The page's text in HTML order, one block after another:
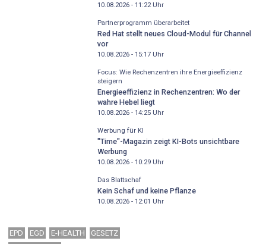
10.08.2026 - 11:22Uhr
Partnerprogramm überarbeitet
Red Hat stellt neues Cloud-Modul für Channel
vor
10.08.2026 - 15:17Uhr
Focus: Wie Rechenzentren ihre Energieeffizienz
steigern
Energieeffizienz in Rechenzentren: Wo der
wahre Hebel liegt
10.08.2026 - 14:25Uhr
Werbung für KI
"Time"-Magazin zeigt KI-Bots unsichtbare
Werbung
10.08.2026 - 10:29Uhr
Das Blattschaf
Kein Schaf und keine Pflanze
10.08.2026 - 12:01 Uhr
EPD EGD E-HEALTH
GESETZ